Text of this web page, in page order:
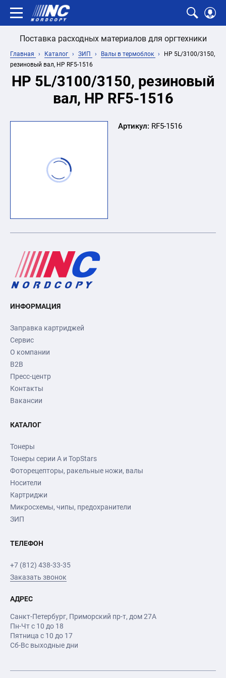
Поставка расходных материалов для оргтехники
Главная Каталог ЗИП Валы в термоблок
HP 5L/3100/3150,
резиновый вал, HP RF5-1516
HP 5L/3100/3150, резиновый
вал, HP RF5-1516
Артикул: RF5-1516
ИНФОРМАЦИЯ
Заправка картриджей
Сервис
О компании
B2B
Пресс-центр
Контакты
Вакансии
КАТАЛОГ
Тонеры
Тонеры серии А и TopStars
Фоторецепторы, ракельные ножи, валы
Носители
Картриджи
Микросхемы, чипы, предохранители
ЗИП
ТЕЛЕФОН
+7 (812) 438-33-35
Заказать звонок
АДРЕС
Санкт-Петербург, Приморский пр-т, дом 27А
Пн-Чт с 10 до 18
Пятница с 10 до 17
Сб-Вс выходные дни